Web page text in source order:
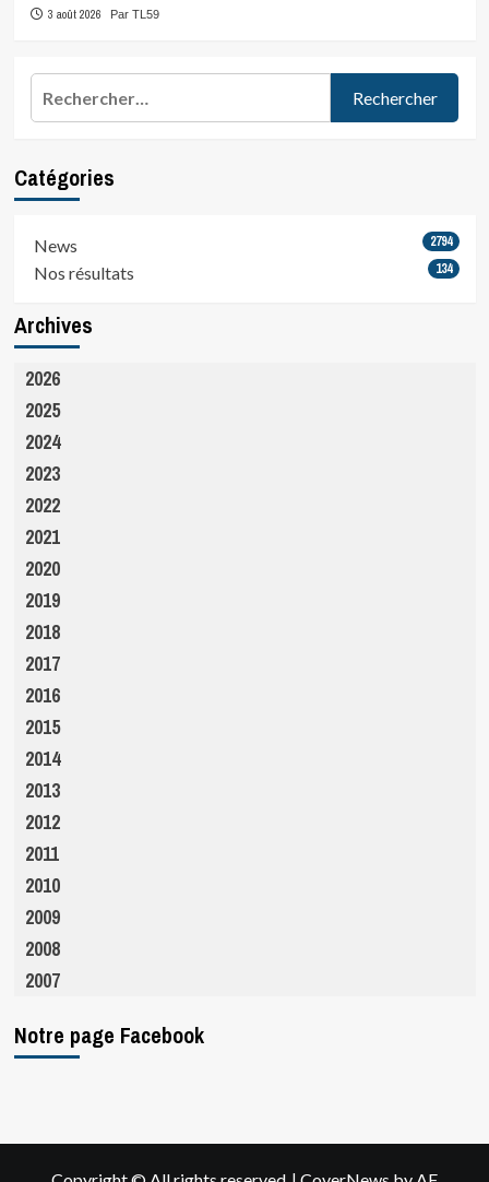
3 août 2026 Par TL59
Catégories
News 2794
Nos résultats 134
Archives
2026
2025
2024
2023
2022
2021
2020
2019
2018
2017
2016
2015
2014
2013
2012
2011
2010
2009
2008
2007
Notre page Facebook